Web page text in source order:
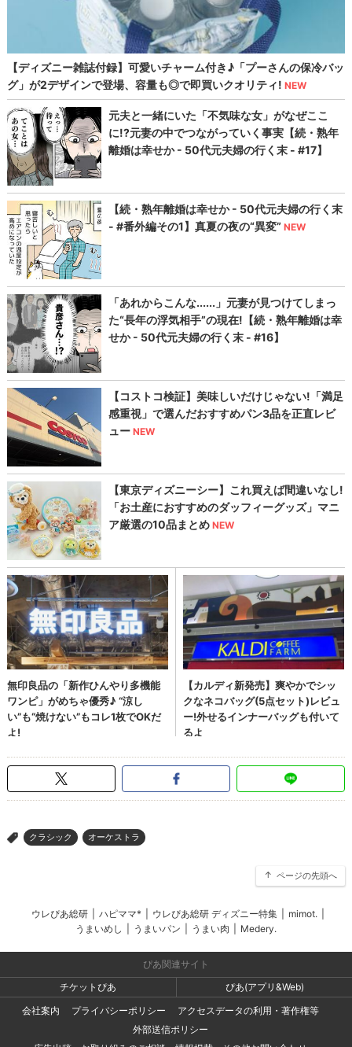
> クラシック オーケストラ
ページの先頭へ
ウレぴあ総研 ハピママ* ウレぴあ総研 ディズニー特集 mimot.
うまいめし
うまいパン うまい肉 Medery.
ぴあ関連サイト
チケットぴあ
ぴあ(アプリ&Web)
会社案内
プライバシーポリシー
アクセスデータの利用・著作権等
外部送信ポリシー